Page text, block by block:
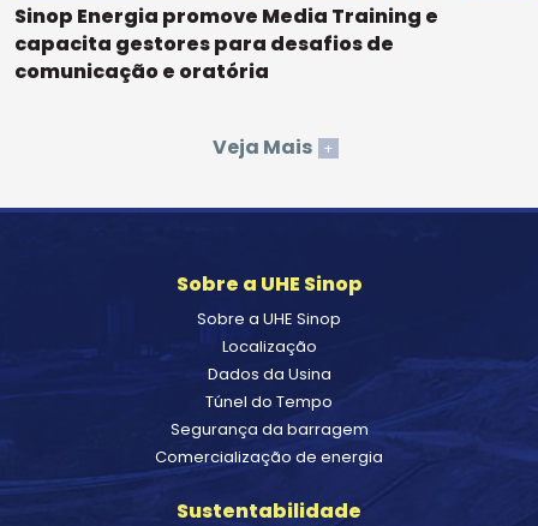
Sinop Energia promove Media Training e
capacita gestores para desafios de
comunicação e oratória
Veja Mais +
Sobre a UHE Sinop
Sobre a UHE Sinop
Localização
Dados da Usina
Túnel do Tempo
Segurança da barragem
Comercialização de energia
Sustentabilidade